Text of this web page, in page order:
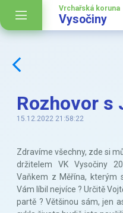
Vrchařská koruna
Vysočiny
Rozhovor s
15.12.2022 21:58:22
Zdravíme všechny, zde si
držitelem VK Vysočiny
Vaňkem z Měřína, kterým
Vám líbil nejvíce ? Určitě
partě ? Většinou sám, jen